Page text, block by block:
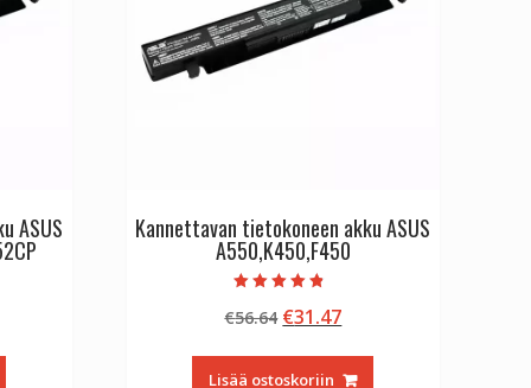
ASUS Kannettavan tietokoneen akku ASUS
A550,K450,F450
tuotteesta:
4.50
€56.64 Alkuperäinen
oli:
€31.47Nykyinen
on:
Lisää ostoskoriin